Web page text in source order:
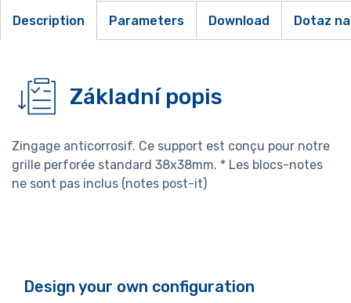
Description Parameters Download Dotaz
Základní popis
Zingage anticorrosif. Ce support est conçu pour notre
grille perforée standard 38x38mm. * Les blocs-notes
ne sont pas inclus (notes post-it)
Design your own configuration